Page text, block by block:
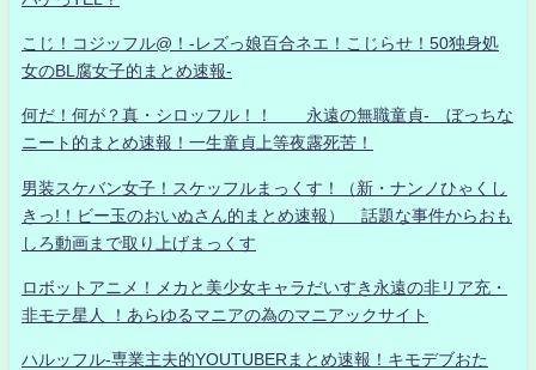
こじ！コジッフル@！-レズっ娘百合ネエ！こじらせ！50独身処
女のBL腐女子的まとめ速報-
何だ！何が？真・シロッフル！！ 永遠の無職童貞- ぼっちな
ニート的まとめ速報！一生童貞上等夜露死苦！
男装スケバン女子！スケッフルまっくす！（新・ナンノひゃくし
きっ!！ビー玉のおいぬさん的まとめ速報） 話題な事件からおも
しろ動画まで取り上げまっくす
ロボットアニメ！メカと美少女キャラだいすき永遠の非リア充・
非モテ星人 ！あらゆるマニアの為のマニアックサイト
ハルッフル-専業主夫的YOUTUBERまとめ速報！キモデブおた